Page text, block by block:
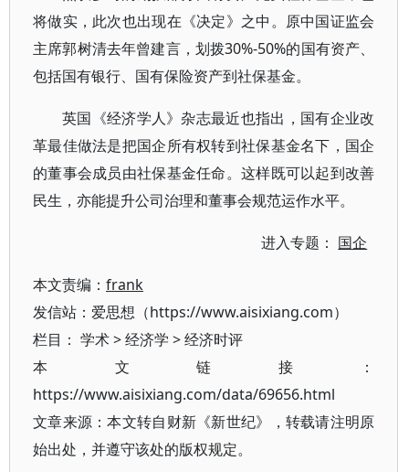
将做实，此次也出现在《决定》之中。原中国证监会
主席郭树清去年曾建言，划拨30%-50%的国有资产、
包括国有银行、国有保险资产到社保基金。
英国《经济学人》杂志最近也指出，国有企业改
革最佳做法是把国企所有权转到社保基金名下，国企
的董事会成员由社保基金任命。这样既可以起到改善
民生，亦能提升公司治理和董事会规范运作水平。
进入专题： 国企
本文责编： frank
发信站：爱思想（https://www.aisixiang.com）
栏目： 学术>经济学 >经济时评
本文链接：
https://www.aisixiang.com/data/69656.html
文章来源：本文转自财新《新世纪》，转载请注明原
始出处，并遵守该处的版权规定。